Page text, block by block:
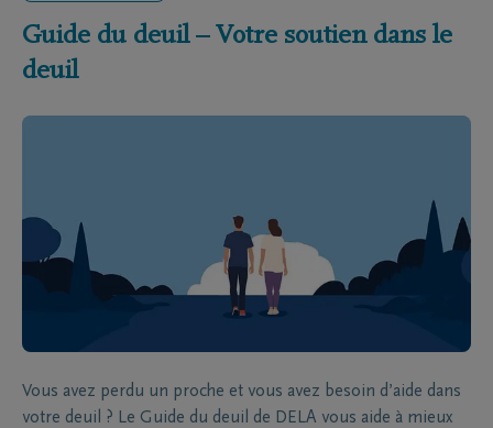
Guide du deuil – Votre soutien dans le
deuil
Vous avez perdu un proche et vous avez besoin d’aide dans
votre deuil ? Le Guide du deuil de DELA vous aide à mieux